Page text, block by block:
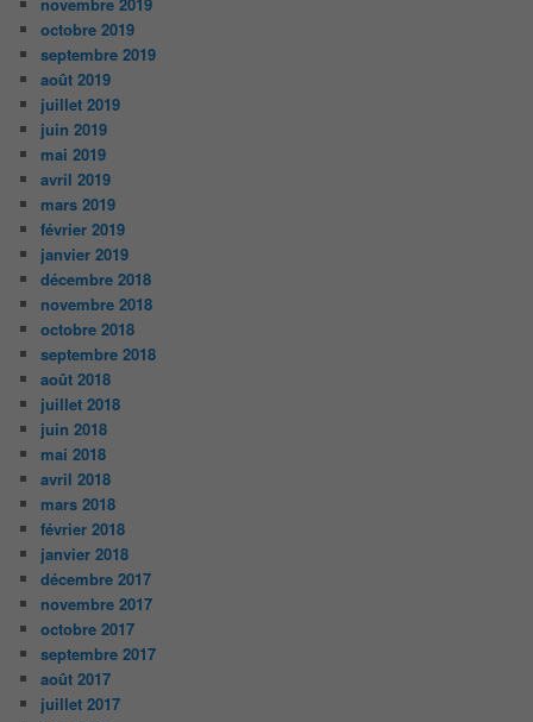
octobre 2019
septembre 2019
août 2019
juillet 2019
juin 2019
mai 2019
avril 2019
mars 2019
février 2019
janvier 2019
décembre 2018
novembre 2018
octobre 2018
septembre 2018
août 2018
juillet 2018
juin 2018
mai 2018
avril 2018
mars 2018
février 2018
janvier 2018
décembre 2017
novembre 2017
octobre 2017
septembre 2017
août 2017
juillet 2017